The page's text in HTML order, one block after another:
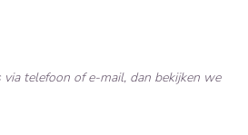
telefoon of e-mail, dan bekijken we